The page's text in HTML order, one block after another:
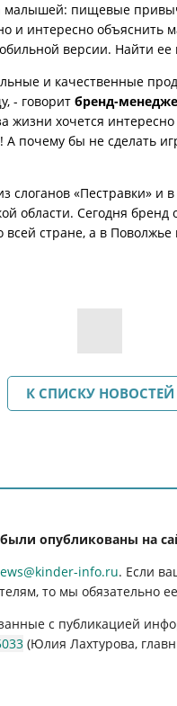
малышей: пищевые
и интересно объяснить
версии. Найти
и качественные
- говоритбренд-
жизни хочется
почему бы не сделать
«Пестравки» и
области. Сегодня
стране, а в
К СПИСКУ НОВОСТЕЙ
опубликованы на
info.ru. Если
то мы обязательно
с публикацией
(Юлия Лахтурова,